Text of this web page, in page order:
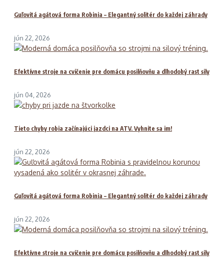
Guľovitá agátová forma Robinia – Elegantný solitér do každej záhrady
jún 22, 2026
Efektívne stroje na cvičenie pre domácu posilňovňu a dlhodobý rast sily
jún 04, 2026
Tieto chyby robia začínajúci jazdci na ATV. Vyhnite sa im!
jún 22, 2026
Guľovitá agátová forma Robinia – Elegantný solitér do každej záhrady
jún 22, 2026
Efektívne stroje na cvičenie pre domácu posilňovňu a dlhodobý rast sily